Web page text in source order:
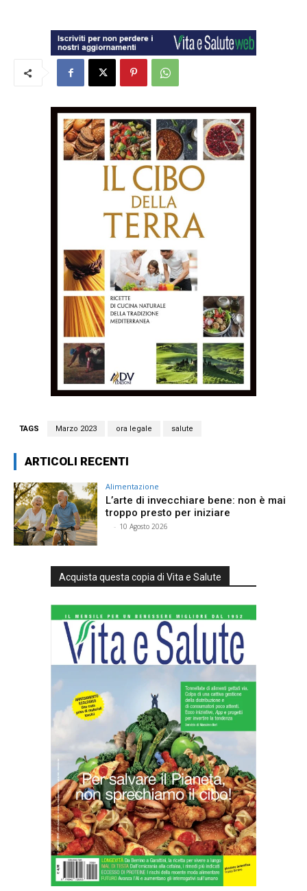
TAGS Marzo 2023 ora legale salute
ARTICOLI RECENTI
Alimentazione
L’arte di invecchiare bene: non è mai
troppo presto per iniziare
- 10 Agosto 2026
Acquista questa copia di Vita e Salute